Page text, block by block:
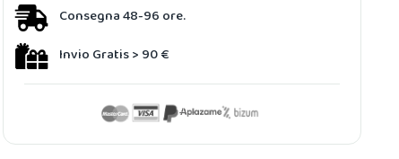
Consegna 48-96 ore.
Invio Gratis > 90 €